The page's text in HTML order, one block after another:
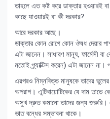
তাহলে এত কষ্ট করে ডাক্তার হওয়ারই
কাছে যাওয়ারই বা কী দরকার?
আরে দরকার আছে।
ডাক্তার কোন রোগে কোন ঔষধ দেয়ার
এটা জানেন। সাধারণ মানুষ, ফার্মেসী বা
মতোই প্র্যাক্টিস করেন) এটা জানেন
এরপরও নিম্নবিত্ত মানুষকে তাদের
অপরাগ। এন্টিবায়োটিকের যে দাম তাতে
অসুখ দ্রুত কমানো তাদের জন্য জরুরি।
ভাত বন্ধের সম্ভাবনা থাকে।